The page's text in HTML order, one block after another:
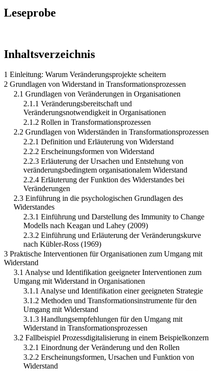
Leseprobe
Inhaltsverzeichnis
1 Einleitung: Warum Veränderungsprojekte scheitern
2 Grundlagen von Widerstand in Transformationsprozessen
2.1 Grundlagen von Veränderungen in Organisationen
2.1.1 Veränderungsbereitschaft und
Veränderungsnotwendigkeit in Organisationen
2.1.2 Rollen in Transformationsprozessen
2.2 Grundlagen von Widerständen in Transformationsprozessen
2.2.1 Definition und Erläuterung von Widerstand
2.2.2 Erscheinungsformen von Widerstand
2.2.3 Erläuterung der Ursachen und Entstehung von
veränderungsbedingtem organisationalem Widerstand
2.2.4 Erläuterung der Funktion des Widerstandes bei
Veränderungen
2.3 Einführung in die psychologischen Grundlagen des
Widerstandes
2.3.1 Einführung und Darstellung des Immunity to Change
Modells nach Keagan und Lahey (2009)
2.3.2 Einführung und Erläuterung der Veränderungskurve
nach Kübler-Ross (1969)
3 Praktische Interventionen für Organisationen zum Umgang mit
Widerstand
3.1 Analyse und Identifikation geeigneter Interventionen zum
Umgang mit Widerstand in Organisationen
3.1.1 Analyse und Identifikation einer geeigneten Strategie
3.1.2 Methoden und Transformationsinstrumente für den
Umgang mit Widerstand
3.1.3 Handlungsempfehlungen für den Umgang mit
Widerstand in Transformationsprozessen
3.2 Fallbeispiel Prozessdigitalisierung in einem Beispielkonzern
3.2.1 Einordnung der Veränderung und den Rollen
3.2.2 Erscheinungsformen, Ursachen und Funktion von
Widerstand